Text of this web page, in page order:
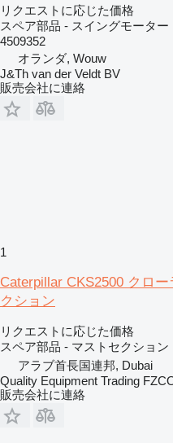
リクエストに応じた価格
スペア部品 - スイングモーター
4509352
オランダ, Wouw
J&Th van der Veldt BV
販売会社に連絡
1
Caterpillar CKS2500 クロ
クション
リクエストに応じた価格
スペア部品 - マストセクション
アラブ首長国連邦, Dubai
Quality Equipment Trading
販売会社に連絡